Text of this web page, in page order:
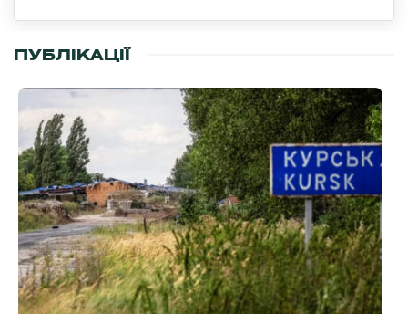
ПУБЛІКАЦІЇ